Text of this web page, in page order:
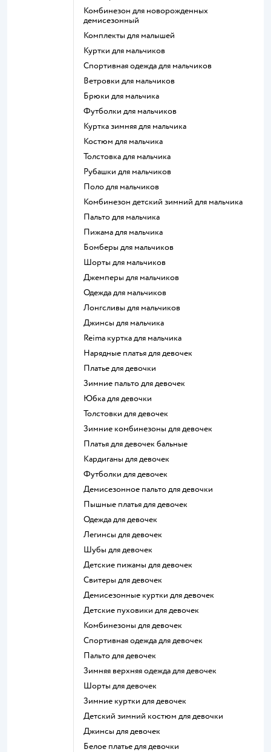
Комбинезон для новорожденных
демисезонный
Комплекты для малышей
Куртки для мальчиков
Спортивная одежда для мальчиков
Ветровки для мальчиков
Брюки для мальчика
Футболки для мальчиков
Куртка зимняя для мальчика
Костюм для мальчика
Толстовка для мальчика
Рубашки для мальчиков
Поло для мальчиков
Комбинезон детский зимний для мальчика
Пальто для мальчика
Пижама для мальчика
Бомберы для мальчиков
Шорты для мальчиков
Джемперы для мальчиков
Одежда для мальчиков
Лонгсливы для мальчиков
Джинсы для мальчика
Reima куртка для мальчика
Нарядные платья для девочек
Платье для девочки
Зимние пальто для девочек
Юбка для девочки
Толстовки для девочек
Зимние комбинезоны для девочек
Платья для девочек бальные
Кардиганы для девочек
Футболки для девочек
Демисезонное пальто для девочки
Пышные платья для девочек
Одежда для девочек
Легинсы для девочек
Шубы для девочек
Детские пижамы для девочек
Свитеры для девочек
Демисезонные куртки для девочек
Детские пуховики для девочек
Комбинезоны для девочек
Спортивная одежда для девочек
Пальто для девочек
Зимняя верхняя одежда для девочек
Шорты для девочек
Зимние куртки для девочек
Детский зимний костюм для девочки
Джинсы для девочек
Белое платье для девочки